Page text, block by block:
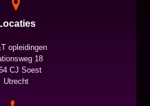
opleidingen
18
CJ Soest
Utrecht